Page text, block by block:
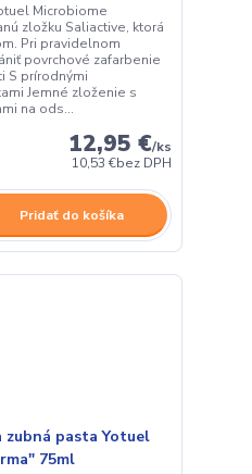
Microbiome
zložku Saliactive, ktorá
Pri pravidelnom
povrchové zafarbenie
S prírodnými
Jemné zloženie s
na ods...
12,95 €/ks
10,53 €bez DPH
Pridať do košíka